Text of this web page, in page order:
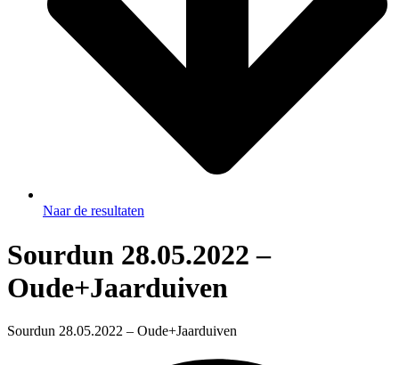
Naar de resultaten
Sourdun 28.05.2022 –
Oude+Jaarduiven
Sourdun 28.05.2022 – Oude+Jaarduiven